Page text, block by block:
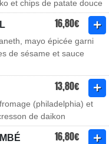
et chips de patate douce
16,80€
mayo épicée garni
de sésame et sauce
13,80€
(philadelphia) et
de daikon
16,80€